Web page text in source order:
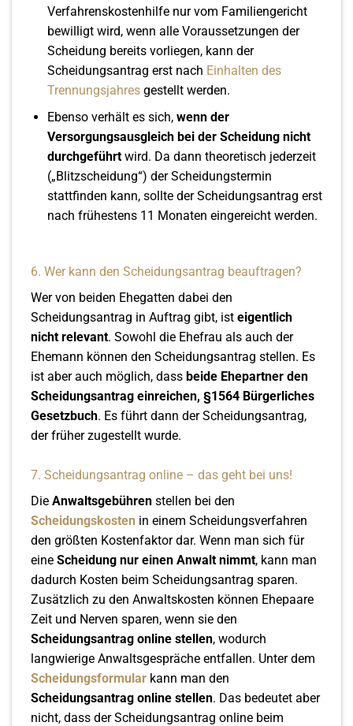
Verfahrenskostenhilfe nur vom Familiengericht
bewilligt wird, wenn alle Voraussetzungen der
Scheidung bereits vorliegen, kann der
Scheidungsantrag erst nach Einhalten des
Trennungsjahresgestellt werden.
Ebenso verhält es sich, wenn der
Versorgungsausgleich bei der Scheidung nicht
durchgeführt wird. Da dann theoretisch jederzeit
(„Blitzscheidung“) der Scheidungstermin
stattfinden kann, sollte der Scheidungsantrag erst
nach frühestens 11 Monaten eingereicht werden.
6. Wer kann den Scheidungsantrag beauftragen?
Wer von beiden Ehegatten dabei den
Scheidungsantrag in Auftrag gibt, ist eigentlich
nicht relevant. Sowohl die Ehefrau als auch der
Ehemann können den Scheidungsantrag stellen. Es
ist aber auch möglich, dass beide Ehepartner den
Scheidungsantrag einreichen, §1564 Bürgerliches
Gesetzbuch. Es führt dann der Scheidungsantrag,
der früher zugestellt wurde.
7. Scheidungsantrag online – das geht bei uns!
Die Anwaltsgebühren stellen bei den
Scheidungskosten in einem Scheidungsverfahren
den größten Kostenfaktor dar. Wenn man sich für
eine Scheidung nur einen Anwalt nimmt, kann man
dadurch Kosten beim Scheidungsantrag sparen.
Zusätzlich zu den Anwaltskosten können Ehepaare
Zeit und Nerven sparen, wenn sie den
Scheidungsantrag online stellen, wodurch
langwierige Anwaltsgespräche entfallen. Unter dem
Scheidungsformular kann man den
Scheidungsantrag online stellen. Das bedeutet aber
nicht, dass der Scheidungsantrag online beim